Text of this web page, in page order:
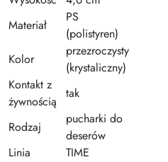
Materiał
PS
(polistyren)
Kolor
przezroczysty
(krystaliczny)
Kontakt z
żywnością
tak
Rodzaj
pucharki do
deserów
Linia
TIME